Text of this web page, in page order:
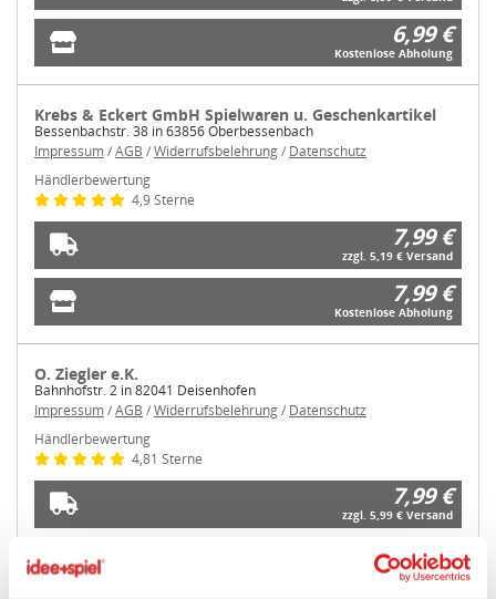
Zustimmung
Diese Webseite verwendet Cookies.
Wir, die idee+spiel Betriebs-GmbH, verwenden auf
unserem Marktplatz „ideeundspiel.com“ Cookies, um
Funktionen für Facebook, Instagramm und Co anbieten
6,99 €
Kostenlose Abholung
Krebs & Eckert GmbH Spielwaren u. Geschenkartikel
Bessenbachstr. 38 in 63856 Oberbessenbach
Impressum / AGB /Widerrufsbelehrung / Datenschutz
Händlerbewertung
4,9 Sterne
7,99 €
zzgl. 5,19 € Versand
7,99 €
Kostenlose Abholung
O. Ziegler e.K.
Bahnhofstr. 2 in 82041 Deisenhofen
Impressum / AGB /Widerrufsbelehrung / Datenschutz
Händlerbewertung
4,81 Sterne
7,99 €
zzgl. 5,99 € Versand
7,99 €
Kostenlose Abholung